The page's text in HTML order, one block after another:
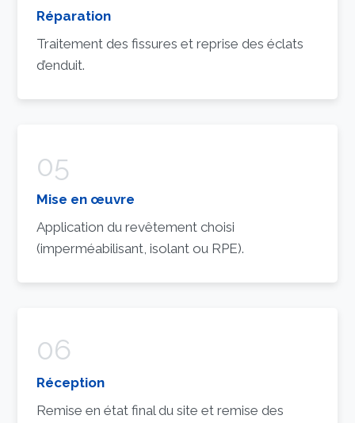
Réparation
Traitement des fissures et reprise des éclats
d’enduit.
05
Mise en œuvre
Application du revêtement choisi
(imperméabilisant, isolant ou RPE).
06
Réception
Remise en état final du site et remise des